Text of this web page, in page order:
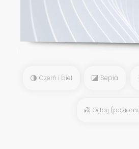
Czerń i biel Sepia
Odbij